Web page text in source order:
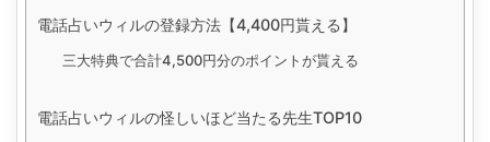
電話占いウィルの登録方法【4,400円貰える】
三大特典で合計4,500円分のポイントが貰える
電話占いウィルの怪しいほど当たる先生TOP10